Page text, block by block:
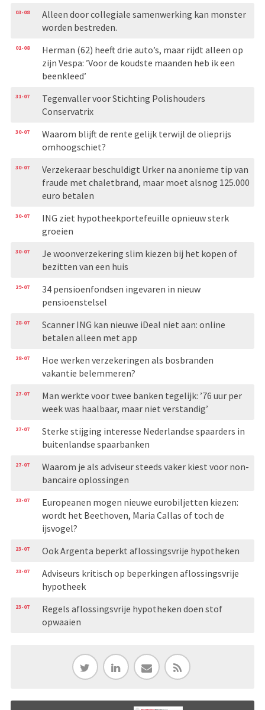
03-08
Alleen door collegiale samenwerking kan monster
worden bestreden.
01-08
Herman (62) heeft drie auto’s, maar rijdt alleen op
zijn Vespa: ’Voor de koudste maanden heb ik een
beenkleed’
31-07
Tegenvaller voor Stichting Polishouders
Conservatrix
30-07
Waarom blijft de rente gelijk terwijl de olieprijs
omhoogschiet?
30-07
Verzekeraar beschuldigt Urker na anonieme tip van
fraude met chaletbrand, maar moet alsnog 125.000
euro betalen
30-07
ING ziet hypotheekportefeuille opnieuw sterk
groeien
30-07
Je woonverzekering slim kiezen bij het kopen of
bezitten van een huis
29-07
34 pensioenfondsen ingevaren in nieuw
pensioenstelsel
28-07
Scanner ING kan nieuwe iDeal niet aan: online
betalen alleen met app
28-07
Hoe werken verzekeringen als bosbranden
vakantie belemmeren?
27-07
Man werkte voor twee banken tegelijk: ’76 uur per
week was haalbaar, maar niet verstandig’
27-07
Sterke stijging interesse Nederlandse spaarders in
buitenlandse spaarbanken
27-07
Waarom je als adviseur steeds vaker kiest voor non-
bancaire oplossingen
23-07
Europeanen mogen nieuwe eurobiljetten kiezen:
wordt het Beethoven, Maria Callas of toch de
ijsvogel?
23-07 Ook Argenta beperkt aflossingsvrije hypotheken
23-07
Adviseurs kritisch op beperkingen aflossingsvrije
hypotheek
23-07
Regels aflossingsvrije hypotheken doen stof
opwaaien